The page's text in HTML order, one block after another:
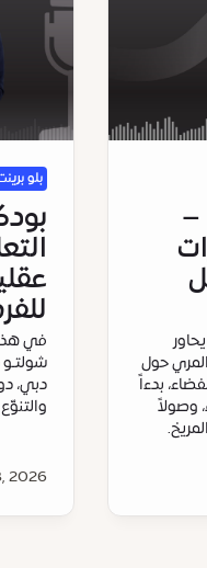
البودكاست | الحلقة 14 –
حول
بدءاً
وصولاً
بلو
في
دبي،
2026